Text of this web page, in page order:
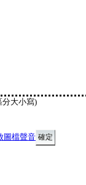
分大小寫)
圖檔聲音